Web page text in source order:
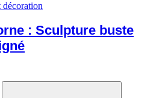
décoration
: Sculpture buste